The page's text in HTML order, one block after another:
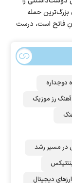
حمله
آنِ فاتح است، درست
دوجداره
آهنگ رز‌ موزیک
در مسیر رشد
دیجیتال